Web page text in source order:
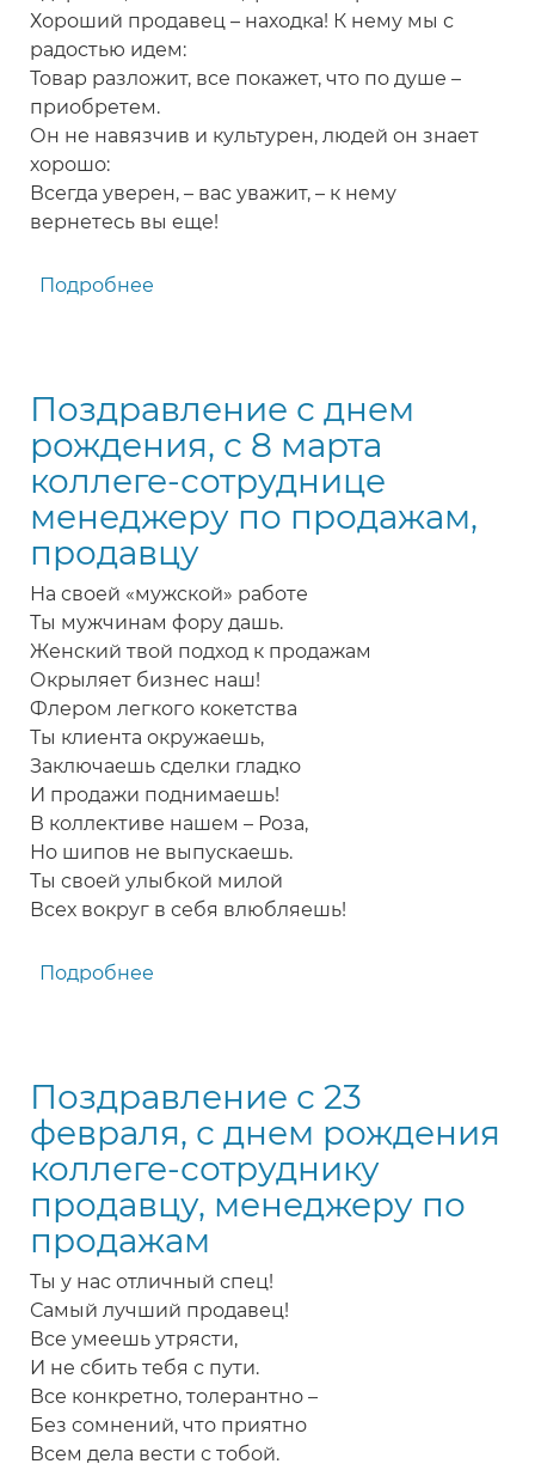
Хороший продавец – находка! К нему мы с
радостью идем:
Товар разложит, все покажет, что по душе –
приобретем.
Он не навязчив и культурен, людей он знает
хорошо:
Всегда уверен, – вас уважит, – к нему
вернетесь вы еще!
Подробнее
торговли
продавцам
Поздравление с днем
рождения, с 8 марта
коллеге-сотруднице
менеджеру по продажам,
продавцу
На своей «мужской» работе
Ты мужчинам фору дашь.
Женский твой подход к продажам
Окрыляет бизнес наш!
Флером легкого кокетства
Ты клиента окружаешь,
Заключаешь сделки гладко
И продажи поднимаешь!
В коллективе нашем – Роза,
Но шипов не выпускаешь.
Ты своей улыбкой милой
Всех вокруг в себя влюбляешь!
Подробнее
рождения,
с
8
марта
коллеге-
сотруднице
менеджеру
по
продажам,
продавцу
Поздравление с 23
февраля, с днем рождения
коллеге-сотруднику
продавцу, менеджеру по
продажам
Ты у нас отличный спец!
Самый лучший продавец!
Все умеешь утрясти,
И не сбить тебя с пути.
Все конкретно, толерантно –
Без сомнений, что приятно
Всем дела вести с тобой.